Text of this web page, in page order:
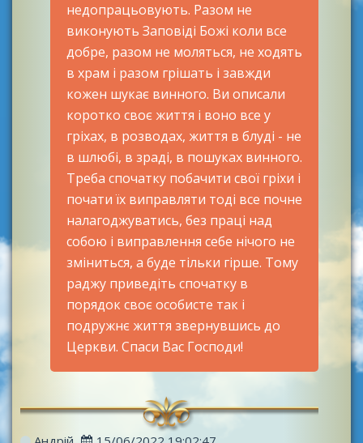
недопрацьовують. Разом не
виконують Заповіді Божі коли все
добре, разом не моляться, не ходять
в храм і разом грішать і завжди
кожен шукає винного. Ви описали
коротко своє життя і воно все у
гріхах, в розводах, життя в блуді - не
в шлюбі, в зраді, в пошуках винного.
Треба спочатку побачити свої гріхи і
почати їх виправляти тоді все почне
налагоджуватись, без праці над
собою і виправлення себе нічого не
зміниться, а буде тільки гірше. Тому
раджу приведіть спочатку в
порядок своє особисте так і
подружнє життя звернувшись до
Церкви. Спаси Вас Господи!